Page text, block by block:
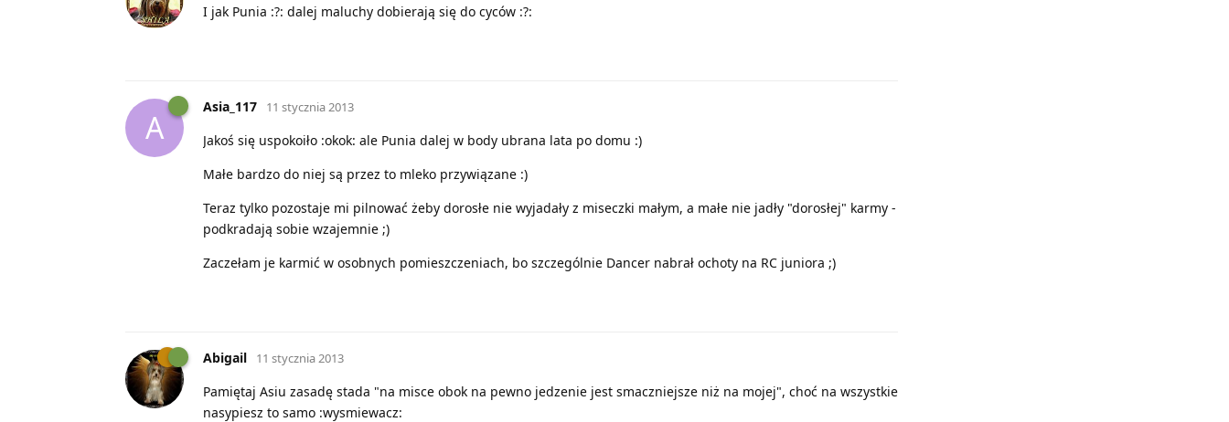
I jak Punia :?: dalej maluchy dobierają się do cyców :?:
A
Asia_117 11 stycznia 2013
Jakoś się uspokoiło :okok: ale Punia dalej w body ubrana lata po domu :)
Małe bardzo do niej są przez to mleko przywiązane :)
Teraz tylko pozostaje mi pilnować żeby dorosłe nie wyjadały z miseczki małym, a małe nie jadły "dorosłej" karmy -
podkradają sobie wzajemnie ;)
Zaczełam je karmić w osobnych pomieszczeniach, bo szczególnie Dancer nabrał ochoty na RC juniora ;)
Abigail 11 stycznia 2013
Pamiętaj Asiu zasadę stada "na misce obok na pewno jedzenie jest smaczniejsze niż na mojej", choć na wszystkie
nasypiesz to samo :wysmiewacz: